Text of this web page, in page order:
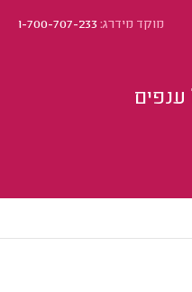
מוקד מידרג:1-700-707-233
ענפים